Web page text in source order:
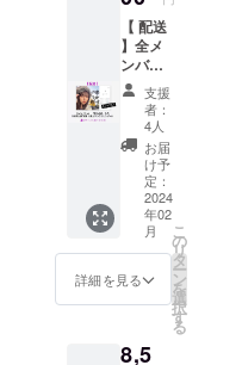
さいま
せ。 ※
白ベー
スス
テッ
カー、
8.6cm×
9.5cm
の中に
デザイ
の月に
合わせ
た一言
を綴っ
た〈4月
スター
ト6人×
各2ペー
ジ、1年
構成〉
となっ
ており
ます。
配送を
ご希望
ver.をご
【 配送
】全メ
ンバー
の「座
右の
銘」入
り卓上
リング
カレン
ダーで
す。
SNS 未
公開写
真にメ
ンバー
の月に
支援
者：
4人
お届
け予
定：
2024
年02
月
詳細を見る
こ
の
リ
タ
ー
ン
を
選
択
す
る
8,5